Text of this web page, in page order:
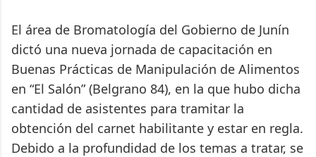
El área de Bromatología del Gobierno de Junín
dictó una nueva jornada de capacitación en
Buenas Prácticas de Manipulación de Alimentos
en “El Salón” (Belgrano 84), en la que hubo dicha
cantidad de asistentes para tramitar la
obtención del carnet habilitante y estar en regla.
Debido a la profundidad de los temas a tratar, se